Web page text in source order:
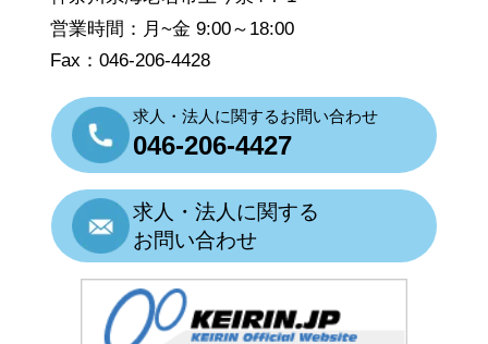
営業時間：月~金 9:00～18:00
Fax：046-206-4428
求人・法人に関するお問い合わせ
046-206-4427
求人・法人に関する
お問い合わせ